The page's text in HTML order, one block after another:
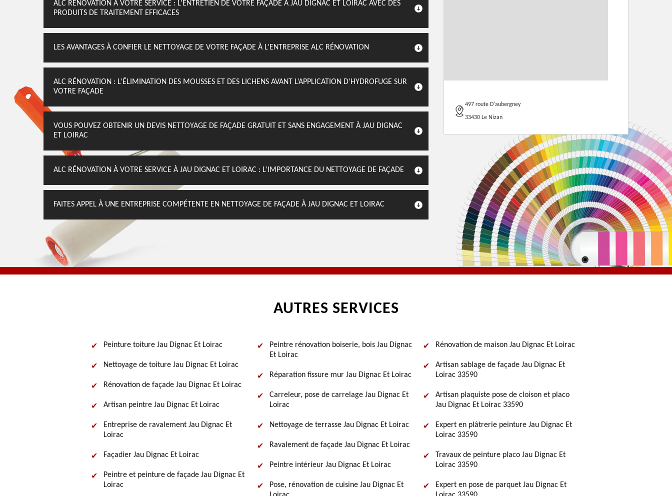
ALC RÉNOVATION À VOTRE SERVICE : L’ENTRETIEN DE VOTRE FAÇADE À JAU DIGNAC ET LOIRAC AVEC DES
PRODUITS DE TRAITEMENT EFFICACES
LES AVANTAGES À CONFIER LE NETTOYAGE DE VOTRE FAÇADE À L’ENTREPRISE ALC RÉNOVATION
ALC RÉNOVATION : L’ÉLIMINATION DES MOUSSES ET DES LICHENS AVANT L’APPLICATION D’HYDROFUGE SUR
VOTRE FAÇADE
VOUS POUVEZ OBTENIR UN DEVIS NETTOYAGE DE FAÇADE GRATUIT ET SANS ENGAGEMENT À JAU DIGNAC
ET LOIRAC
ALC RÉNOVATION À VOTRE SERVICE À JAU DIGNAC ET LOIRAC : L’IMPORTANCE DU NETTOYAGE DE FAÇADE
FAITES APPEL À UNE ENTREPRISE COMPÉTENTE EN NETTOYAGE DE FAÇADE À JAU DIGNAC ET LOIRAC
497 route D'aubergney
33430 Le Nizan
AUTRES SERVICES
Peinture toiture Jau Dignac Et Loirac
Nettoyage de toiture Jau Dignac Et Loirac
Rénovation de façade Jau Dignac Et Loirac
Artisan peintre Jau Dignac Et Loirac
Entreprise de ravalement Jau Dignac Et
Loirac
Façadier Jau Dignac Et Loirac
Peintre et peinture de façade Jau Dignac Et
Loirac
Peintre rénovation boiserie, bois Jau Dignac
Et Loirac
Réparation fissure mur Jau Dignac Et Loirac
Carreleur, pose de carrelage Jau Dignac Et
Loirac
Nettoyage de terrasse Jau Dignac Et Loirac
Ravalement de façade Jau Dignac Et Loirac
Peintre intérieur Jau Dignac Et Loirac
Pose, rénovation de cuisine Jau Dignac Et
Rénovation de maison Jau Dignac Et Loirac
Artisan sablage de façade Jau Dignac Et
Loirac 33590
Artisan plaquiste pose de cloison et placo
Jau Dignac Et Loirac 33590
Expert en plâtrerie peinture Jau Dignac Et
Loirac 33590
Travaux de peinture placo Jau Dignac Et
Loirac 33590
Expert en pose de parquet Jau Dignac Et